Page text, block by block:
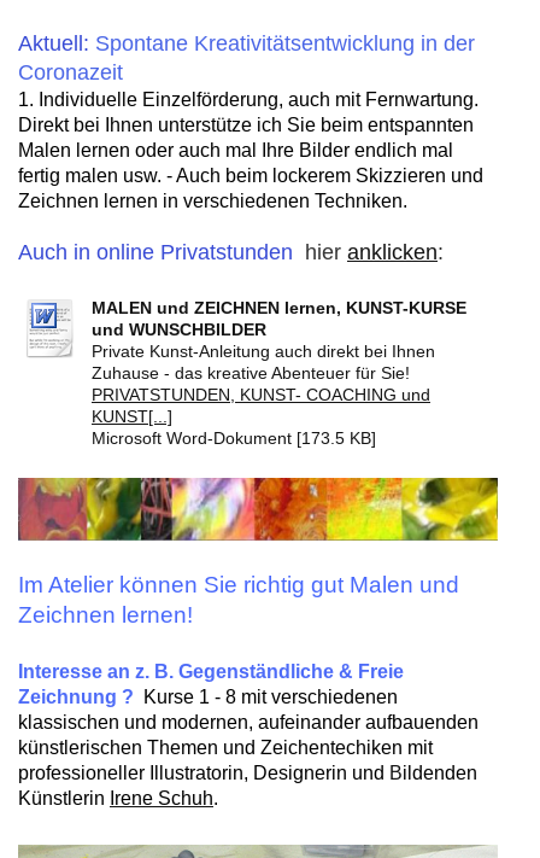
Aktuell: Spontane Kreativitätsentwicklung in der
Coronazeit
1. Individuelle Einzelförderung, auch mit Fernwartung.
Direkt bei Ihnen unterstütze ich Sie beim entspannten
Malen lernen oder auch mal Ihre Bilder endlich mal
fertig malen usw. - Auch beim lockerem Skizzieren und
Zeichnen lernen in verschiedenen Techniken.
Auch in online Privatstunden hier anklicken:
MALEN und ZEICHNEN lernen, KUNST-KURSE
und WUNSCHBILDER
Private Kunst-Anleitung auch direkt bei Ihnen
Zuhause - das kreative Abenteuer für Sie!
PRIVATSTUNDEN, KUNST- COACHING und
KUNST[...]
Microsoft Word-Dokument [173.5 KB]
Im Atelier können Sie richtig gut Malen und
Zeichnen lernen!
Interesse an z. B. Gegenständliche & Freie
Zeichnung ?
Kurse 1 - 8 mit verschiedenen
klassischen und modernen, aufeinander aufbauenden
künstlerischen Themen und Zeichentechiken mit
professioneller Illustratorin, Designerin und Bildenden
Künstlerin Irene Schuh.